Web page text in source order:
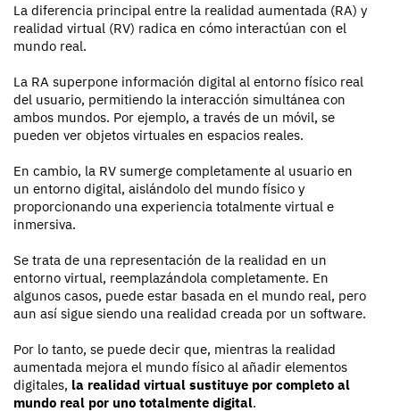
La diferencia principal entre la realidad aumentada (RA) y
realidad virtual (RV) radica en cómo interactúan con el
mundo real.
La RA superpone información digital al entorno físico real
del usuario, permitiendo la interacción simultánea con
ambos mundos. Por ejemplo, a través de un móvil, se
pueden ver objetos virtuales en espacios reales.
En cambio, la RV sumerge completamente al usuario en
un entorno digital, aislándolo del mundo físico y
proporcionando una experiencia totalmente virtual e
inmersiva.
Se trata de una representación de la realidad en un
entorno virtual, reemplazándola completamente. En
algunos casos, puede estar basada en el mundo real, pero
aun así sigue siendo una realidad creada por un software.
Por lo tanto, se puede decir que, mientras la realidad
aumentada mejora el mundo físico al añadir elementos
digitales, la realidad virtual sustituye por completo al
mundo real por uno totalmente digital.